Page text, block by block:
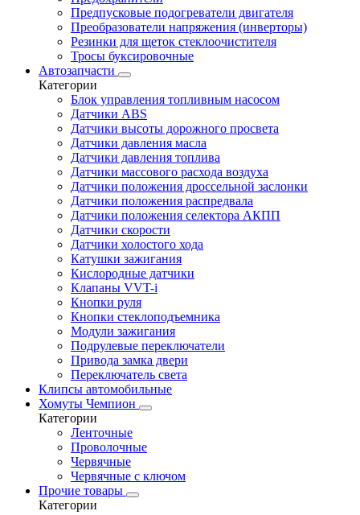
Предпусковые подогреватели двигателя
Преобразователи напряжения (инверторы)
Резинки для щеток стеклоочистителя
Тросы буксировочные
Автозапчасти
Категории
Блок управления топливным насосом
Датчики ABS
Датчики высоты дорожного просвета
Датчики давления масла
Датчики давления топлива
Датчики массового расхода воздуха
Датчики положения дроссельной заслонки
Датчики положения распредвала
Датчики положения селектора АКПП
Датчики скорости
Датчики холостого хода
Катушки зажигания
Кислородные датчики
Клапаны VVT-i
Кнопки руля
Кнопки стеклоподъемника
Модули зажигания
Подрулевые переключатели
Привода замка двери
Переключатель света
Клипсы автомобильные
Хомуты Чемпион
Категории
Ленточные
Проволочные
Червячные
Червячные с ключом
Прочие товары
Категории